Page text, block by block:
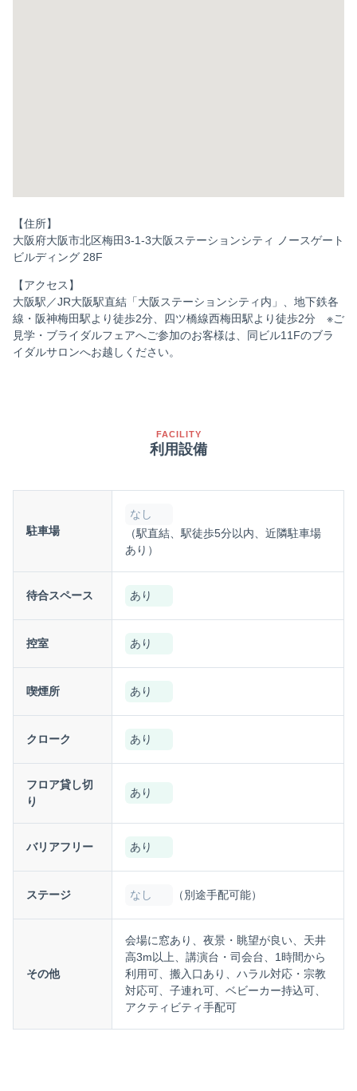
【住所】
大阪府大阪市北区梅田3-1-3大阪ステーションシティ ノースゲート
ビルディング 28F
【アクセス】
大阪駅／JR大阪駅直結「大阪ステーションシティ内」、地下鉄各
線・阪神梅田駅より徒歩2分、四ツ橋線西梅田駅より徒歩2分 ※ご
見学・ブライダルフェアへご参加のお客様は、同ビル11Fのブラ
イダルサロンへお越しください。
FACILITY
利用設備
駐車場
なし
（駅直結、駅徒歩5分以内、近隣駐車場
あり）
待合スペース あり
控室 あり
喫煙所 あり
クローク あり
フロア貸し切
り
あり
バリアフリー あり
ステージ なし （別途手配可能）
その他
会場に窓あり、夜景・眺望が良い、天井
高3m以上、講演台・司会台、1時間から
利用可、搬入口あり、ハラル対応・宗教
対応可、子連れ可、ベビーカー持込可、
アクティビティ手配可